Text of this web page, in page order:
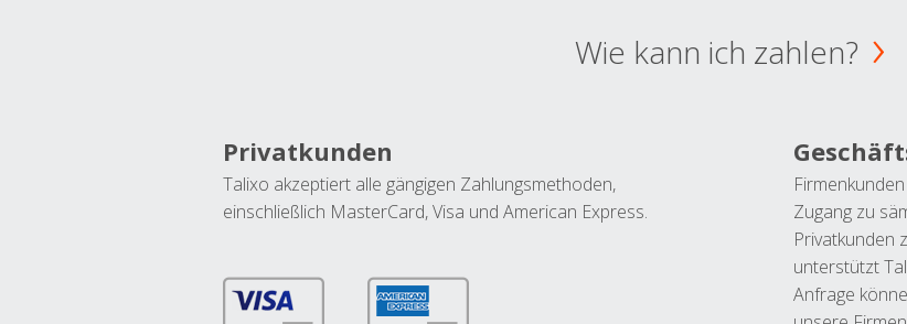
Wie kann ich zahlen?
Privatkunden
Talixo akzeptiert alle gängigen Zahlungsmethoden,
einschließlich MasterCard, Visa und American Express.
Zugang zu
Privatkunden
unterstützt
Anfrage